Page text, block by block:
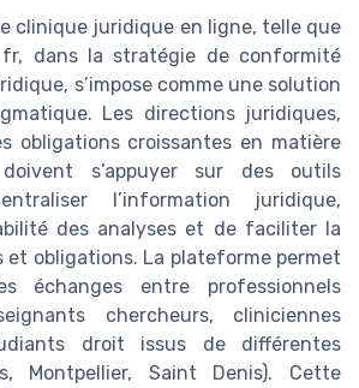
clinique juridique en ligne, telle que
fr, dans la stratégie de conformité
s’impose comme une solution
Les directions juridiques,
obligations croissantes en matière
s’appuyer sur des outils
l’information juridique,
des analyses et de faciliter la
et obligations. La plateforme permet
échanges entre professionnels
chercheurs, cliniciennes
droit issus de différentes
Montpellier, Saint Denis). Cette